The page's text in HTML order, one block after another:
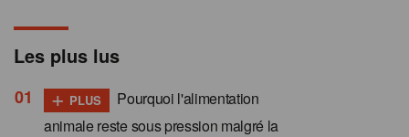
Les plus lus
+ PLUS
Pourquoi l'alimentation
animale reste sous pression malgré la